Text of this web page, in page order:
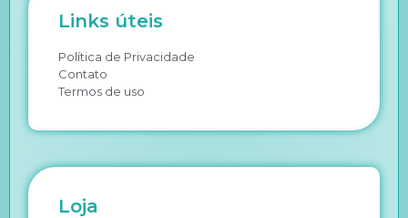
Links úteis
Política de Privacidade
Contato
Termos de uso
Loja